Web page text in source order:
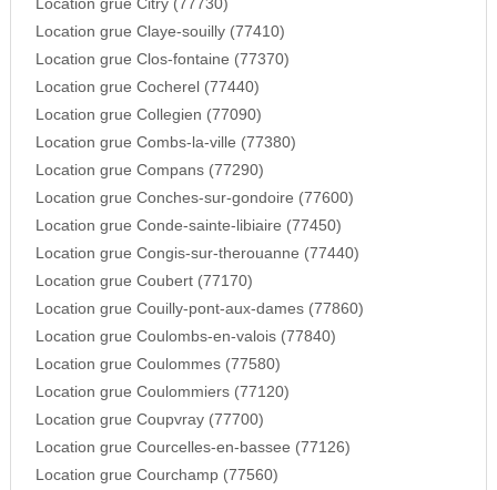
Location grue Citry (77730)
Location grue Claye-souilly (77410)
Location grue Clos-fontaine (77370)
Location grue Cocherel (77440)
Location grue Collegien (77090)
Location grue Combs-la-ville (77380)
Location grue Compans (77290)
Location grue Conches-sur-gondoire (77600)
Location grue Conde-sainte-libiaire (77450)
Location grue Congis-sur-therouanne (77440)
Location grue Coubert (77170)
Location grue Couilly-pont-aux-dames (77860)
Location grue Coulombs-en-valois (77840)
Location grue Coulommes (77580)
Location grue Coulommiers (77120)
Location grue Coupvray (77700)
Location grue Courcelles-en-bassee (77126)
Location grue Courchamp (77560)